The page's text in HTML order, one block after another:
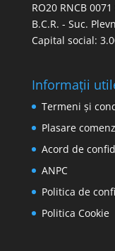
RO20 RNCB
B.C.R. - Suc.
Capital social:
Informații
Termeni și
Plasare
Acord de
ANPC
Politica de
Politica Cookie